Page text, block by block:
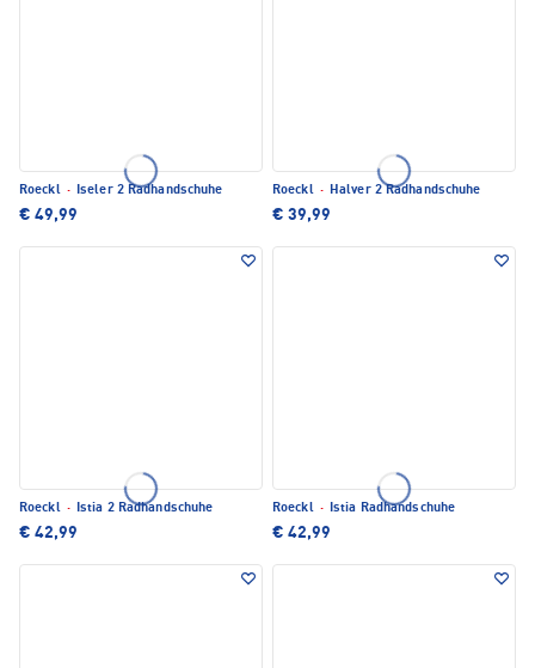
Roeckl · Iseler 2 Radhandschuhe
€ 49,99
Roeckl · Halver 2 Radhandschuhe
€ 39,99
Roeckl · Istia 2 Radhandschuhe
€ 42,99
Roeckl · Istia Radhandschuhe
€ 42,99